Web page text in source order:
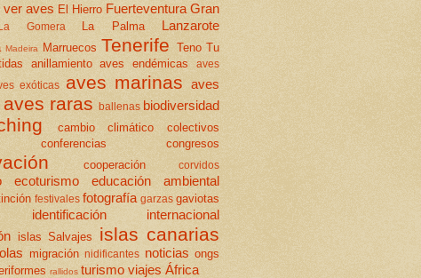
ver aves El Hierro Fuerteventura Gran
La Gomera La Palma Lanzarote
Madeira Marruecos Tenerife Teno Tu
anillamiento aves endémicas
aves
exóticas aves marinas aves
aves raras ballenas biodiversidad
cambio climático colectivos
conferencias congresos
cooperación corvidos
ecoturismo
educación ambiental
festivales fotografía garzas gaviotas
identificación
internacional
islas Salvajes islas canarias
migración nidificantes noticias ongs
rallidos turismo viajes África